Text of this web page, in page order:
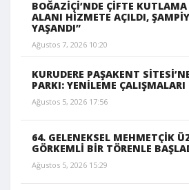
BOĞAZİÇİ’NDE ÇİFTE
ALANI HİZMETE AÇILDI,
YAŞANDI”
Ağustos 7, 2026 10:20
KURUDERE PAŞAKENT
PARKI: YENİLEME
Ağustos 5, 2026 17:56
64. GELENEKSEL MEHMETÇİK
GÖRKEMLİ BİR TÖRENLE
Ağustos 5, 2026 15:29